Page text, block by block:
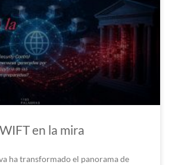
en la mira
ha transformado el panorama de